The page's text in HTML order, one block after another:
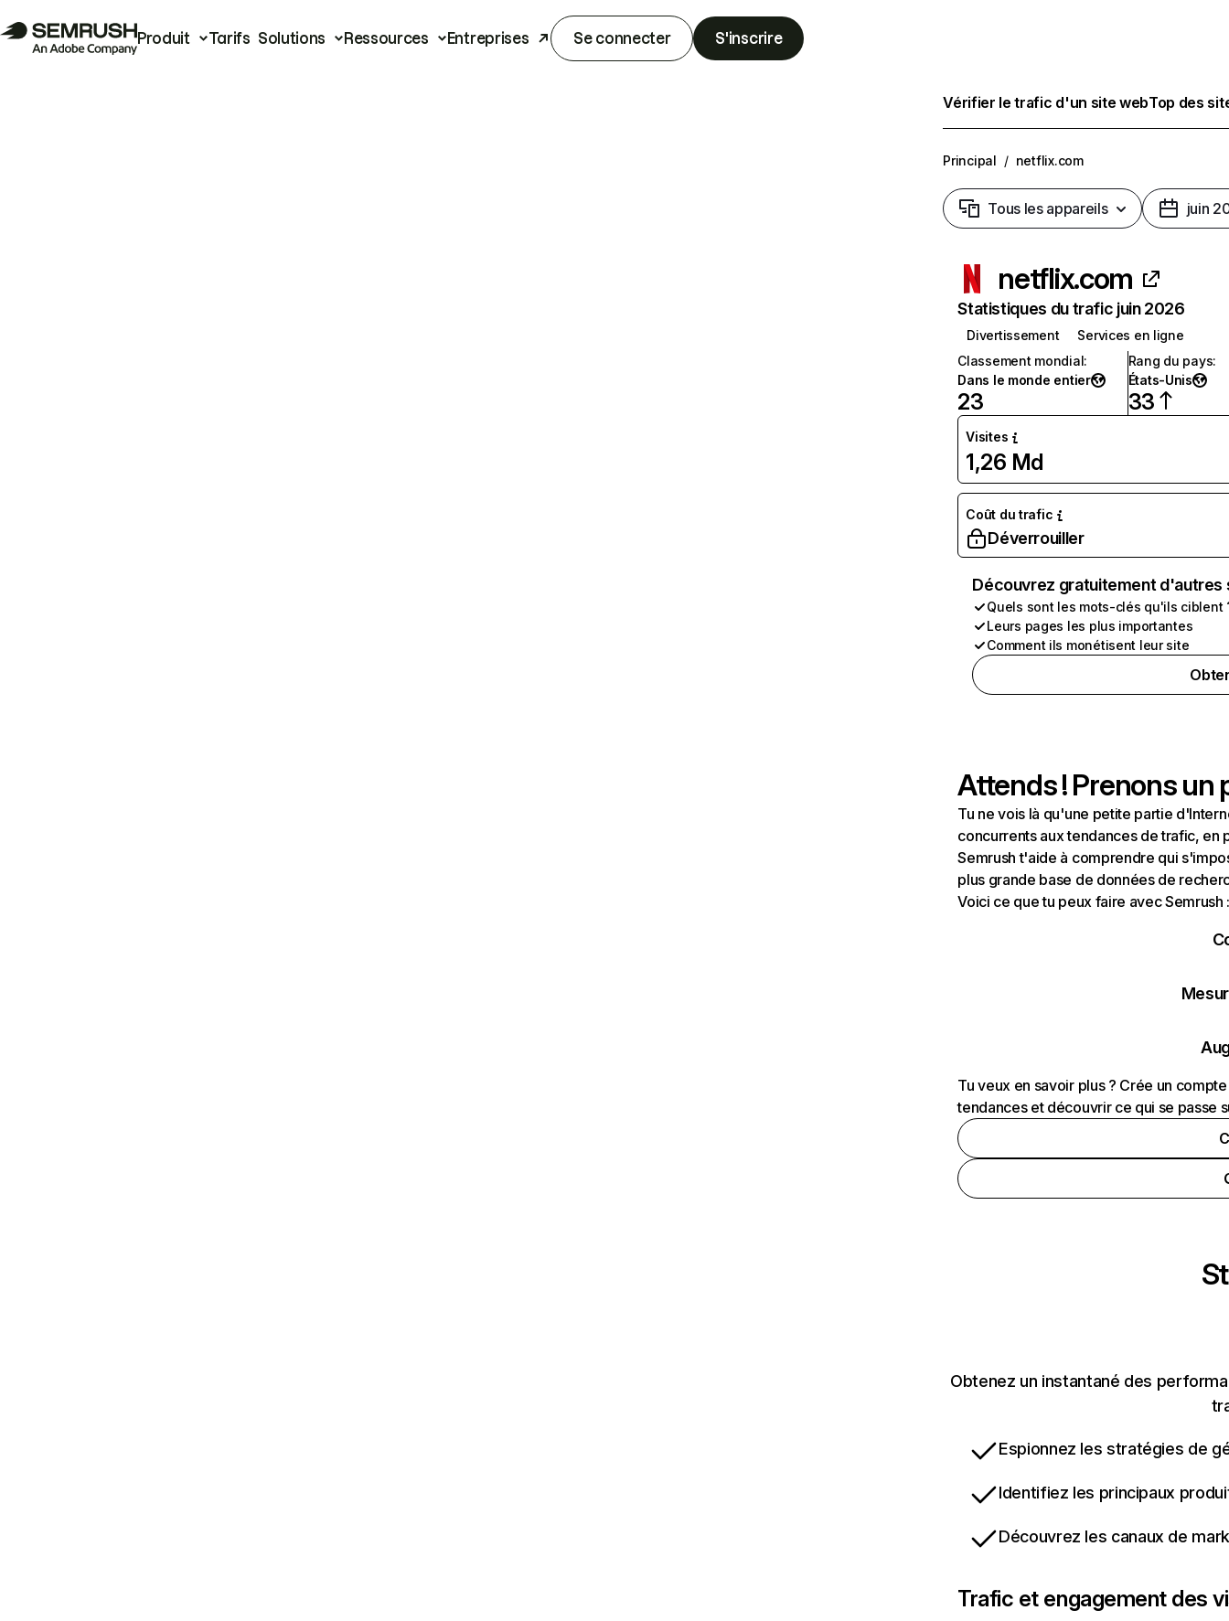
Produit Tarifs Solutions Ressources Entreprises Se connecter S'inscrire
Vérifier le trafic d'un site webTop des
Principal / netflix.com
Tous les appareils juin
netflix.com
Statistiques du trafic juin 2026
Divertissement
Services en ligne
Classement mondial:
Dans le monde entier
23
Rang du pays:
États-Unis
33
Visites
1,26 Md
Coût du trafic
Déverrouiller
Découvrez gratuitement
Quels sont les mots-clés qu'ils ciblent
Leurs pages les plus importantes
Comment ils monétisent leur site
Attends ! Prenons un
Tu ne vois là qu'une petite partie
concurrents aux tendances de trafic, en
Semrush t'aide à comprendre qui
plus grande base de données de
Voici ce que tu peux faire avec Semrush
Tu veux en savoir plus ? Crée un
tendances et découvrir ce qui se passe
Obtenez un instantané des
Espionnez les stratégies de
Identifiez les principaux
Découvrez les canaux de
Trafic et engagement des